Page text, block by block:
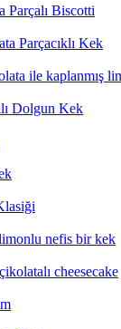
Parçalı Biscotti
Parçacıklı Kek
ile kaplanmış
Dolgun Kek
nefis bir kek
cheesecake